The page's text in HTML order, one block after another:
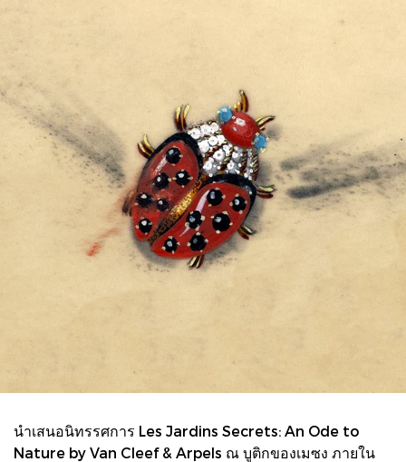
นำเสนอนิทรรศการ Les Jardins Secrets: An Ode to
Nature by Van Cleef & Arpels ณ บูติกของเมซง ภายใน